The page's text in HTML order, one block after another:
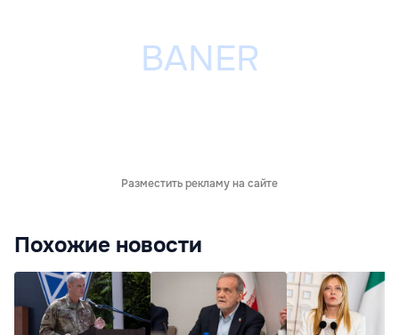
Разместить рекламу на сайте
Похожие новости